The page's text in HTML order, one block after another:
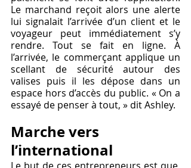
Le marchand reçoit alors une alerte
lui signalait l’arrivée d’un client et le
voyageur peut immédiatement s’y
rendre. Tout se fait en ligne. À
l’arrivée, le commerçant applique un
scellant de sécurité autour des
valises puis il les dépose dans un
espace hors d’accès du public. « On a
essayé de penser à tout, » dit Ashley.
Marche vers
l’international